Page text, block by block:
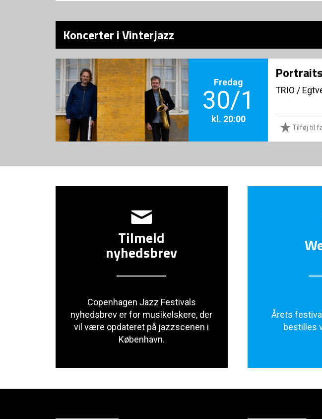
Koncerter i Vinterjazz
Fredag
30/1
kl. 20:00
TRIO /
Tilføj til
Tilmeld
nyhedsbrev
Copenhagen Jazz Festivals
nyhedsbrev er for musikelskere, der
vil være opdateret på jazzscenen i
København.
Årets
bestilles